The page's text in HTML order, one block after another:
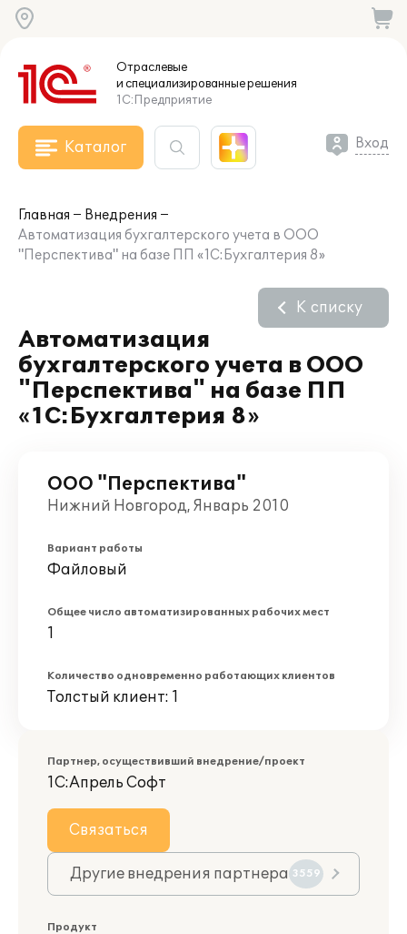
Отраслевые
и специализированныерешения
1С:Предприятие
Каталог Вход
Главная
Внедрения
Автоматизация бухгалтерского учета в ООО
"Перспектива" на базе ПП «1С:Бухгалтерия 8»
Автоматизация
бухгалтерского учета в ООО
"Перспектива" на базе ПП
«1С:Бухгалтерия 8»
К списку
ООО "Перспектива"
Нижний Новгород, Январь 2010
Вариант работы
Файловый
Общее число автоматизированных рабочих мест
1
Количество одновременно работающих клиентов
Толстый клиент: 1
Партнер, осуществивший внедрение/проект
1С:Апрель Софт
Связаться
Другие внедрения партнера 3559
Продукт